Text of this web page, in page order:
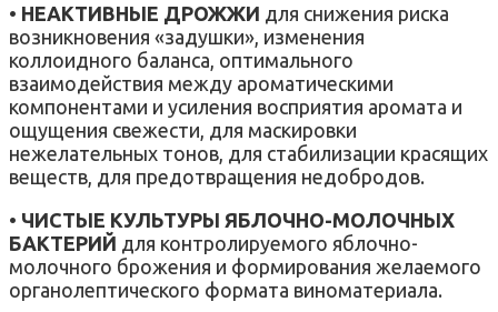
• НЕАКТИВНЫЕ ДРОЖЖИ для снижения риска
возникновения «задушки», изменения
коллоидного баланса, оптимального
взаимодействия между ароматическими
компонентами и усиления восприятия аромата и
ощущения свежести, для маскировки
нежелательных тонов, для стабилизации красящих
веществ, для предотвращения недобродов.
• ЧИСТЫЕ КУЛЬТУРЫ ЯБЛОЧНО-МОЛОЧНЫХ
БАКТЕРИЙ для контролируемого яблочно-
молочного брожения и формирования желаемого
органолептического формата виноматериала.